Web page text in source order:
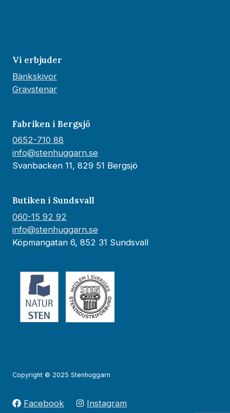
Vi erbjuder
Bänkskivor
Gravstenar
Fabriken i Bergsjö
0652-710 88
info@stenhuggarn.se
Svanbacken 11, 829 51 Bergsjö
Butiken i Sundsvall
060-15 92 92
info@stenhuggarn.se
Köpmangatan 6, 852 31 Sundsvall
Copyright © 2025 Stenhuggarn
Facebook Instagram